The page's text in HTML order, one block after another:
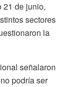
21 de junio,
sectores
la
señalaron
podría ser